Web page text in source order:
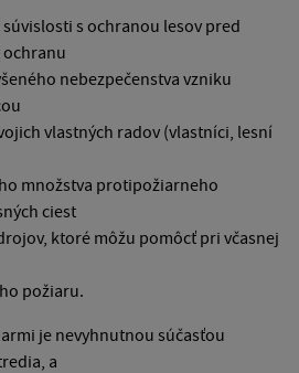
s ochranou lesov pred
ochranu
nebezpečenstva vzniku
vlastných radov (vlastníci, lesní
množstva protipožiarneho
ciest
ktoré môžu pomôcť pri včasnej
požiaru.
je nevyhnutnou súčasťou
a